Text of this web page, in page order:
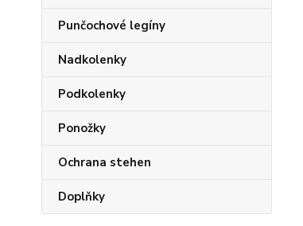
Punčochové legíny
Nadkolenky
Podkolenky
Ponožky
Ochrana stehen
Doplňky